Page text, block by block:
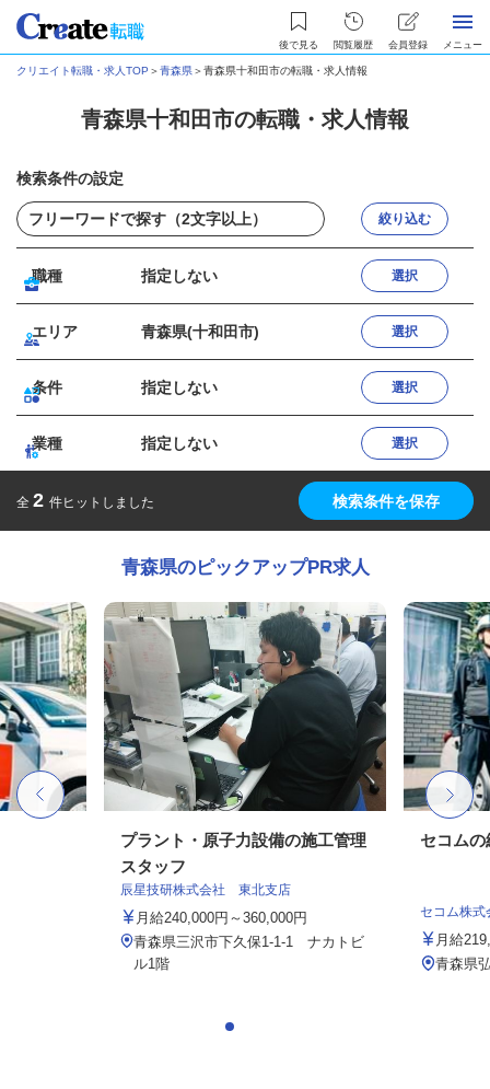
後で見る 閲覧履歴 会員登録 メニュー
クリエイト転職・求人TOP ＞青森県＞青森県十和田市の転職・求人情報
青森県十和田市の転職・求人情報
検索条件の設定
絞り込む
職種 指定しない 選択
エリア 青森県(十和田市) 選択
条件 指定しない 選択
業種 指定しない 選択
全 2 件ヒットしました 検索条件を保存
青森県のピックアップPR求人
プラント・原子力設備の施工管理
スタッフ
辰星技研株式会社 東北支店
月給240,000円～360,000円
青森県三沢市下久保1-1-1 ナカトビ
ル1階
セコムの
セコム株式
月給
青森県